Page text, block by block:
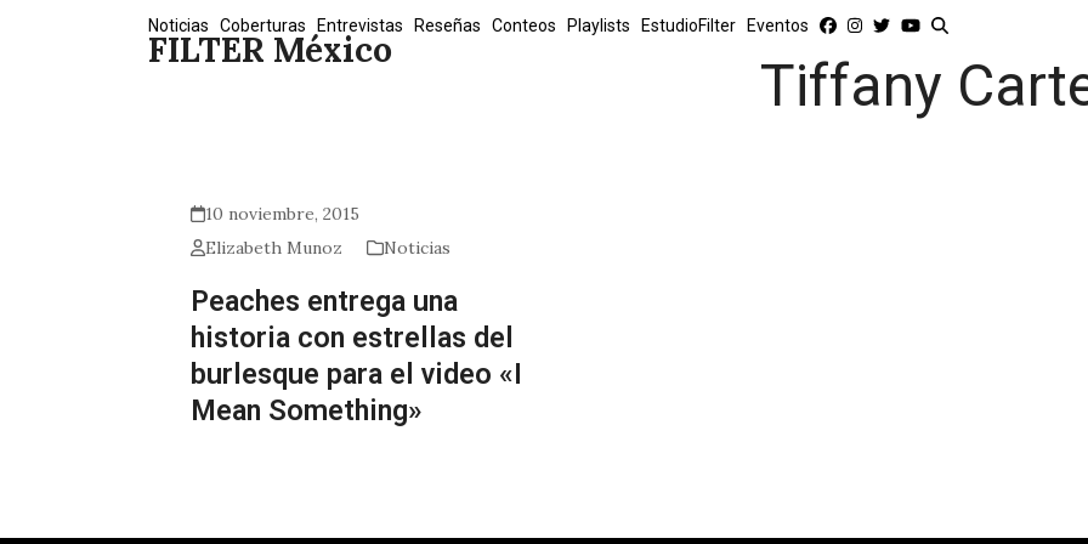
FILTER México
Noticias Coberturas Entrevistas Reseñas Conteos Playlists EstudioFilter Eventos
Tiffany
10 noviembre, 2015
Elizabeth Munoz
Noticias
Peaches entrega una
historia con estrellas del
burlesque para el video «I
Mean Something»